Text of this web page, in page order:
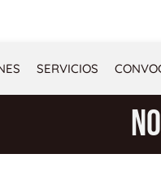
SERVICIOS